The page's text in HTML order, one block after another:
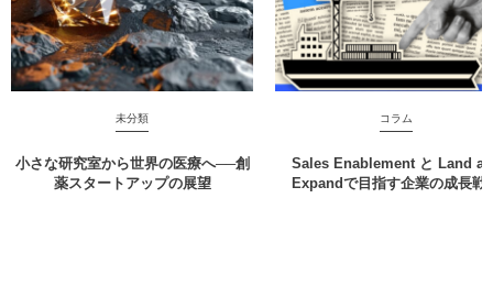
未分類
小さな研究室から世界の医療へ──創
薬スタートアップの展望
コラム
Sales Enablement と Land
Expandで目指す企業の成長戦